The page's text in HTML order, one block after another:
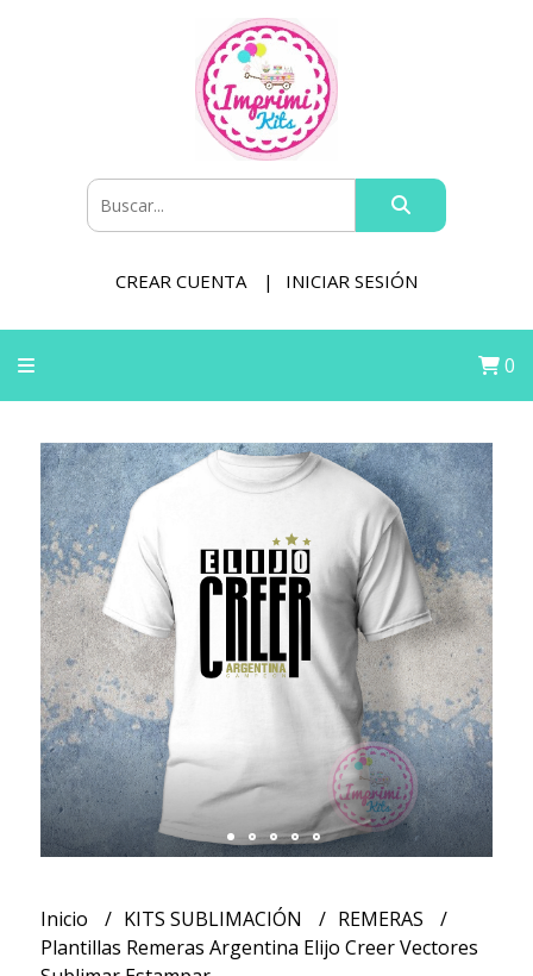
CREAR CUENTA INICIAR SESIÓN
0
Inicio KITS SUBLIMACIÓN
REMERAS
Plantillas Remeras Argentina Elijo Creer Vectores